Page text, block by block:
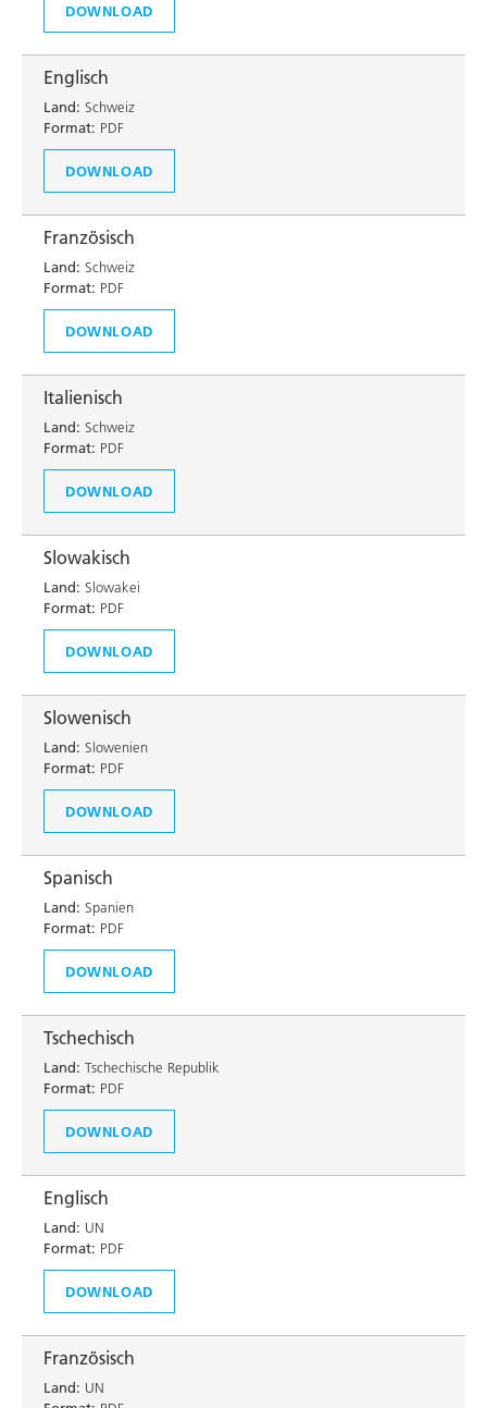
DOWNLOAD
Englisch
Land: Schweiz
Format: PDF
DOWNLOAD
Französisch
Land: Schweiz
Format: PDF
DOWNLOAD
Italienisch
Land: Schweiz
Format: PDF
DOWNLOAD
Slowakisch
Land: Slowakei
Format: PDF
DOWNLOAD
Slowenisch
Land: Slowenien
Format: PDF
DOWNLOAD
Spanisch
Land: Spanien
Format: PDF
DOWNLOAD
Tschechisch
Land: Tschechische Republik
Format: PDF
DOWNLOAD
Englisch
Land: UN
Format: PDF
DOWNLOAD
Französisch
Land: UN